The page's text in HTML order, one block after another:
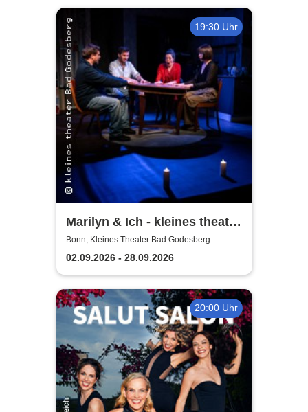
19:30 Uhr
Marilyn & Ich - kleines theater
Bad Godesberg
Bonn, Kleines Theater Bad Godesberg
02.09.2026 - 28.09.2026
20:00 Uhr